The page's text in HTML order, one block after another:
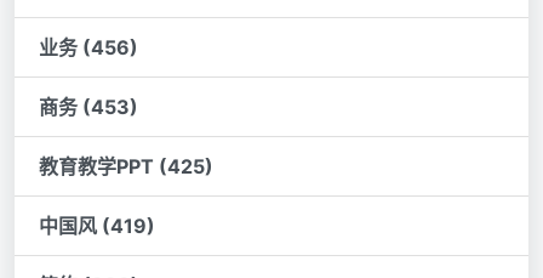
业务 (456)
商务 (453)
教育教学PPT (425)
中国风 (419)